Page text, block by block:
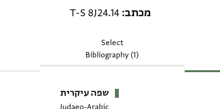
מכתב T-S 8J24.14
Select
Bibliography (1)
שפה עיקרית